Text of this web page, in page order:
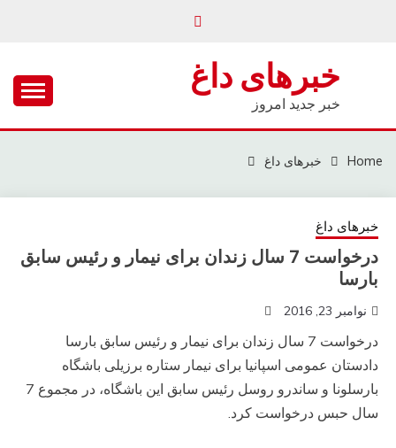
خبرهای داغ
خبر جدید امروز
Home خبرهای داغ
خبرهای داغ
درخواست 7 سال زندان برای نیمار و رئیس سابق
بارسا
نوامبر 23, 2016
درخواست 7 سال زندان برای نیمار و رئیس سابق بارسا
دادستان عمومی اسپانیا برای نیمار ستاره برزیلی باشگاه
بارسلونا و ساندرو روسل رئیس سابق این باشگاه، در مجموع 7
سال حبس درخواست کرد.